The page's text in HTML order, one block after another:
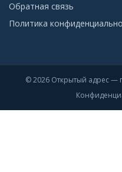
Обратная связь
Политика
© 2026 Открытый адрес —